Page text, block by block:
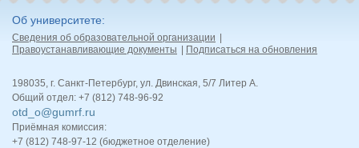
Об университете
Сведения об образовательной организации
Правоустанавливающие документы
Подписаться на обновления
198035, г. Санкт-Петербург, ул. Двинская, 5/7 Литер А.
Общий отдел: +7 (812) 748-96-92
otd_o@gumrf.ru
Приёмная комиссия:
+7 (812) 748-97-12 (бюджетное отделение)